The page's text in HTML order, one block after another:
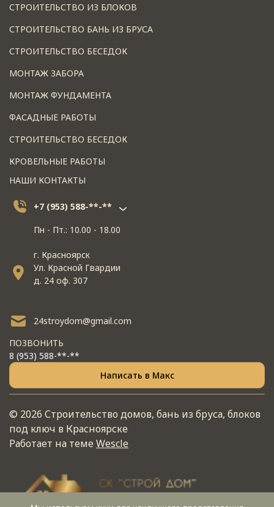
СТРОИТЕЛЬСТВО ИЗ БЛОКОВ
СТРОИТЕЛЬСТВО БАНЬ ИЗ БРУСА
СТРОИТЕЛЬСТВО БЕСЕДОК
МОНТАЖ ЗАБОРА
МОНТАЖ ФУНДАМЕНТА
ФАСАДНЫЕ РАБОТЫ
СТРОИТЕЛЬСТВО БЕСЕДОК
КРОВЕЛЬНЫЕ РАБОТЫ
НАШИ КОНТАКТЫ
+7 (953) 588-**-**
Пн - Пт.: 10.00 - 18.00
г. Красноярск
Ул. Красной Гвардии
д. 24 оф. 307
24stroydom@gmail.com
ПОЗВОНИТЬ
8 (953) 588-**-**
Написать в Макс
© 2026 Строительство домов, бань из бруса, блоков
под ключ в Красноярске
Работает на темеWescle